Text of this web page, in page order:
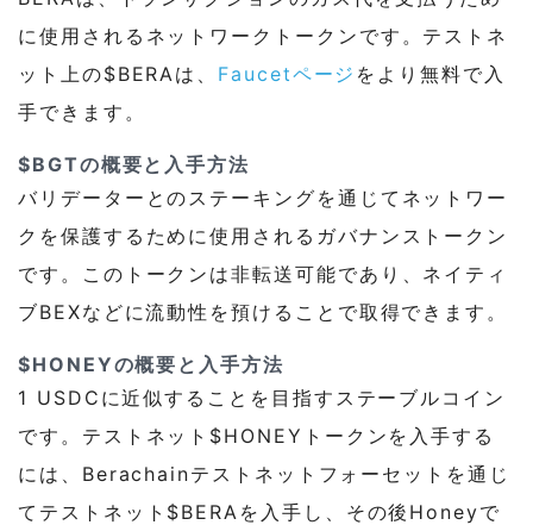
に使用されるネットワークトークンです。テストネ
ット上の$BERAは、 Faucetページ をより無料で入
手できます。
$BGTの概要と入手方法
バリデーターとのステーキングを通じてネットワー
クを保護するために使用されるガバナンストークン
です。このトークンは非転送可能であり、ネイティ
ブBEXなどに流動性を預けることで取得できます。
$HONEYの概要と入手方法
1 USDCに近似することを目指すステーブルコイン
です。テストネット$HONEYトークンを入手する
には、Berachainテストネットフォーセットを通じ
てテストネット$BERAを入手し、その後Honeyで